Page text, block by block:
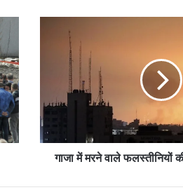
फलस्तीनियों
24
हजार
गाजा में मरने वाले फलस्तीनियों